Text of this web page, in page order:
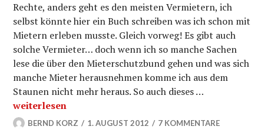
Rechte, anders geht es den meisten Vermietern, ich
selbst könnte hier ein Buch schreiben was ich schon mit
Mietern erleben musste. Gleich vorweg! Es gibt auch
solche Vermieter… doch wenn ich so manche Sachen
lese die über den Mieterschutzbund gehen und was sich
manche Mieter herausnehmen komme ich aus dem
Staunen nicht mehr heraus. So auch dieses …
Mietminderung bei selbstverschuldeter Stromsperre?
weiterlesen
BERND KORZ 1. AUGUST 2012 7 KOMMENTARE